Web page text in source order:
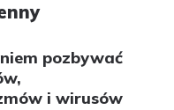
pozbywać
i wirusów